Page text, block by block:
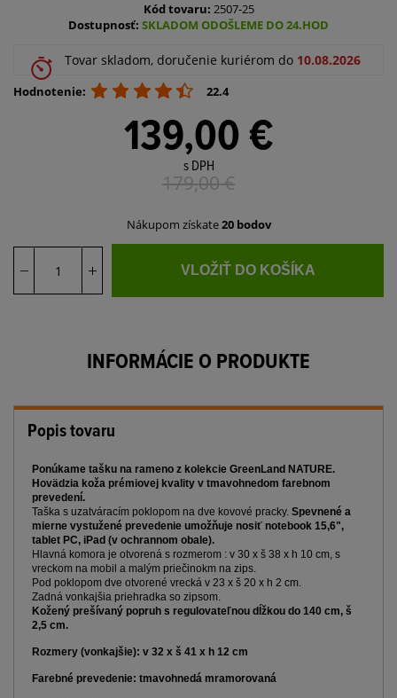
Kód tovaru: 2507-25
Dostupnosť: SKLADOM ODOŠLEME DO 24.HOD
Tovar skladom, doručenie kuriérom do 10.08.2026
Hodnotenie: 22.4
139,00 €
s DPH
179,00€
Nákupom získate20 bodov
VLOŽIŤ DO KOŠÍKA
INFORMÁCIE O PRODUKTE
Popis tovaru
Ponúkame tašku na rameno z kolekcie GreenLand NATURE.
Hovädzia koža prémiovej kvality v tmavohnedom farebnom
prevedení.
Taška s uzatváracím poklopom na dve kovové pracky. Spevnené a
mierne vystužené prevedenie umožňuje nosiť notebook 15,6",
tablet PC, iPad (v ochrannom obale).
Hlavná komora je otvorená s rozmerom : v 30 x š 38 x h 10 cm, s
vreckom na mobil a malým priečinokm na zips.
Pod poklopom dve otvorené vrecká v 23 x š 20 x h 2 cm.
Zadná vonkajšia priehradka so zipsom.
Kožený prešívaný popruh s regulovateľnou dĺžkou do 140 cm, š
2,5 cm.
Rozmery (vonkajšie): v 32 x š 41 x h 12 cm
Farebné prevedenie: tmavohnedá mramorovaná